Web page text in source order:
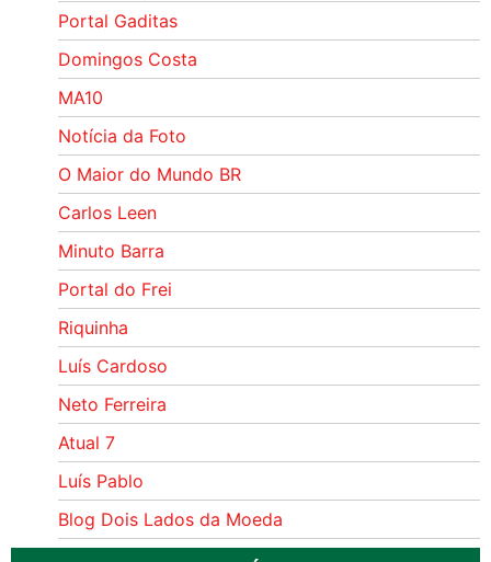
Portal Gaditas
Domingos Costa
MA10
Notícia da Foto
O Maior do Mundo BR
Carlos Leen
Minuto Barra
Portal do Frei
Riquinha
Luís Cardoso
Neto Ferreira
Atual 7
Luís Pablo
Blog Dois Lados da Moeda